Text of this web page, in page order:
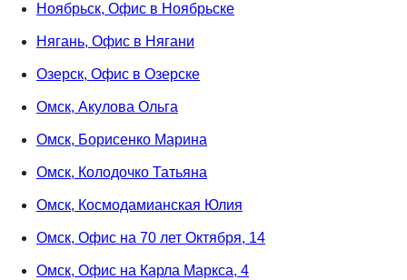
Ноябрьск, Офис в Ноябрьске
Нягань, Офис в Нягани
Озерск, Офис в Озерске
Омск, Акулова Ольга
Омск, Борисенко Марина
Омск, Колодочко Татьяна
Омск, Космодамианская Юлия
Омск, Офис на 70 лет Октября, 14
Омск, Офис на Карла Маркса, 4